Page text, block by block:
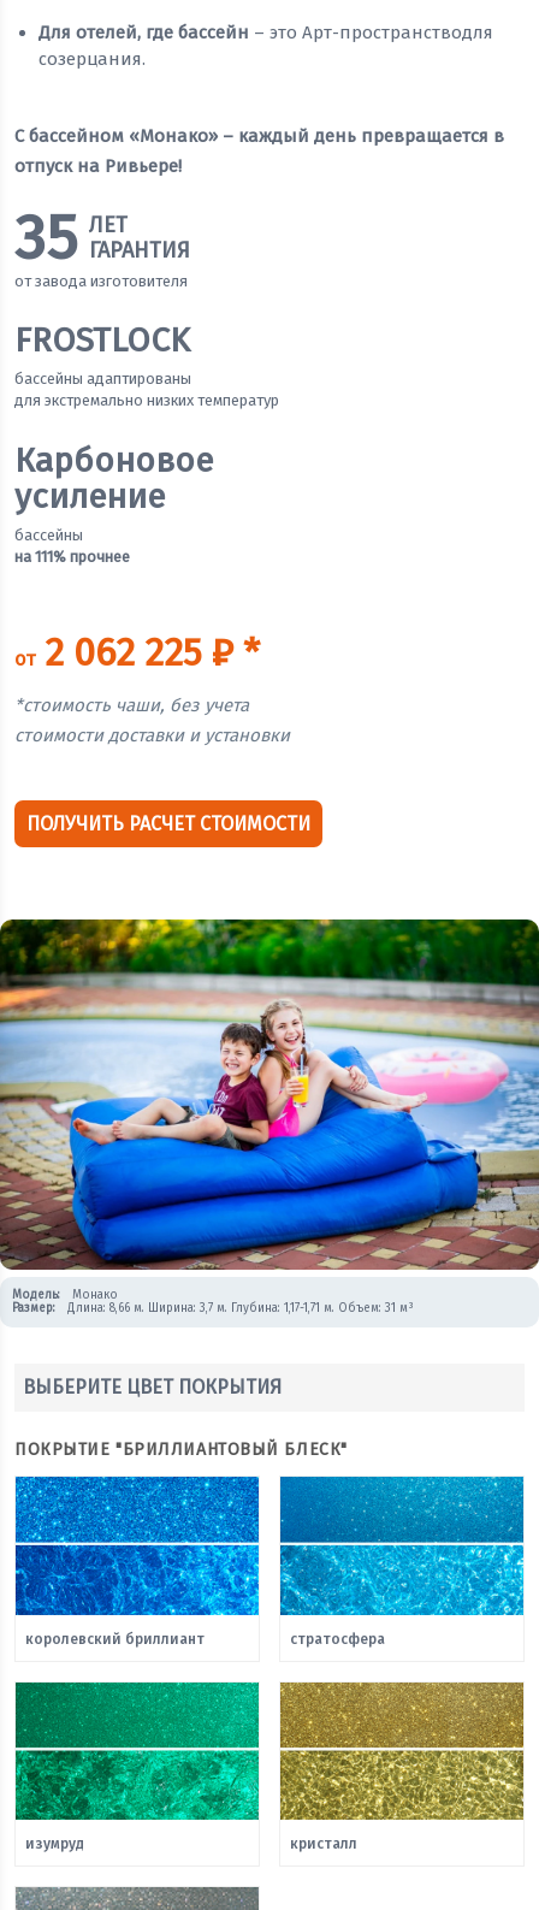
Для отелей, где бассейн – это Арт-пространстводля
созерцания.
С бассейном «Монако» – каждый день превращается в
отпуск на Ривьере!
35 ЛЕТ
ГАРАНТИЯ
от завода изготовителя
FROSTLOCK
бассейны адаптированы
для экстремально низких температур
Карбоновое
усиление
бассейны
на 111% прочнее
от2 062 225 ₽ *
*стоимость чаши, без учета
стоимости доставки и установки
ПОЛУЧИТЬ РАСЧЕТ СТОИМОСТИ
Модель:
Монако
Размер:
Длина: 8,66 м. Ширина: 3,7 м. Глубина: 1,17-1,71 м. Объем: 31 м³
ВЫБЕРИТЕ ЦВЕТ ПОКРЫТИЯ
ПОКРЫТИЕ "БРИЛЛИАНТОВЫЙ БЛЕСК"
королевский бриллиант стратосфера
изумруд кристалл